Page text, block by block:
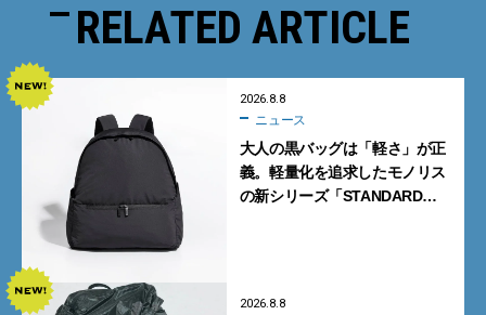
RELATED ARTICLE
2026.8.8
ニュース
大人の黒バッグは「軽さ」が正
義。軽量化を追求したモノリス
の新シリーズ「STANDARD
2026.8.8